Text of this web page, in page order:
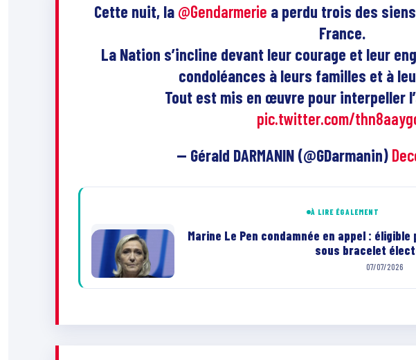
Cette nuit, la @Gendarmerie a perdu trois des
France.
La Nation s’incline devant leur courage et leur
condoléances à leurs familles et à
Tout est mis en œuvre pour interpeller
pic.twitter.com/
— Gérald DARMANIN (@GDarmanin)
À LIRE ÉGALEMENT
Marine Le Pen condamnée en appel :
sous bracelet
07/07/2026